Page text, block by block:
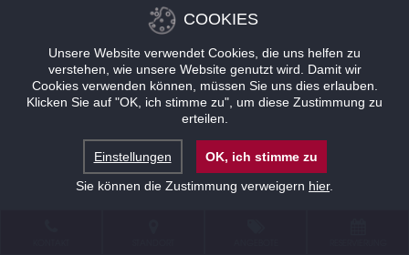
COOKIES
Unsere Website verwendet Cookies, die uns helfen zu
verstehen, wie unsere Website genutzt wird. Damit wir
Cookies verwenden können, müssen Sie uns dies erlauben.
Klicken Sie auf "OK, ich stimme zu", um diese Zustimmung zu
erteilen.
Einstellungen
OK, ich stimme zu
Sie können die Zustimmung verweigern hier.